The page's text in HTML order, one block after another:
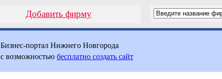
Добавить фирму
Бизнес-портал Нижнего Новгорода
с возможностью бесплатно создать сайт